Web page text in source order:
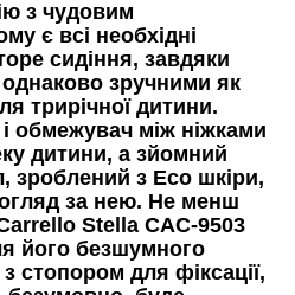
з чудовим
є всі необхідні
сидіння, завдяки
однаково зручними як
трирічної дитини.
обмежувач між ніжками
дитини, а зйомний
зроблений з Eco шкіри,
за нею. Не менш
Stella САС-9503
його безшумного
стопором для фіксації,